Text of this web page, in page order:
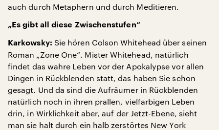
auch durch Metaphern und durch Meditieren.
„Es gibt all diese Zwischenstufen“
Karkowsky: Sie hören Colson Whitehead über seinen
Roman „Zone One“. Mister Whitehead, natürlich
findet das wahre Leben vor der Apokalypse vor allen
Dingen in Rückblenden statt, das haben Sie schon
gesagt. Und da sind die Aufräumer in Rückblenden
natürlich noch in ihren prallen, vielfarbigen Leben
drin, in Wirklichkeit aber, auf der Jetzt-Ebene, sieht
man sie halt durch ein halb zerstörtes New York